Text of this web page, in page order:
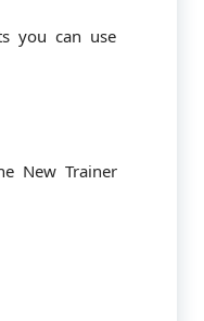
you can use
New Trainer